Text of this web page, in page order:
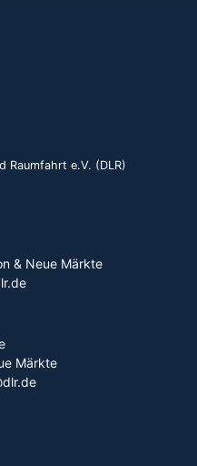
Raumfahrt e.V. (DLR)
& Neue Märkte
Märkte